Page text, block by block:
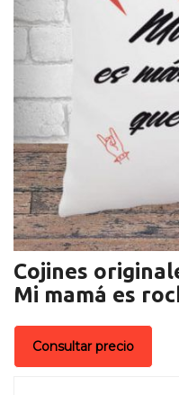
Cojines
Mi mamá es
Consultar precio